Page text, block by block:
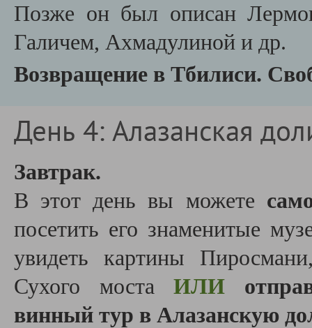
Позже он был описан
Галичем, Ахмадулиной и др.
Возвращение в Тбилиси.
День 4: Алазанская
Завтрак.
В этот день вы можете
посетить его знаменитые
увидеть картины
Сухого мостаИЛИ
винный тур в Алазанскую